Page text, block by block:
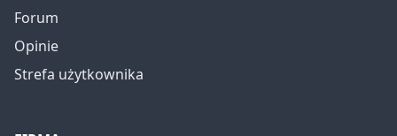
Forum
Opinie
Strefa użytkownika